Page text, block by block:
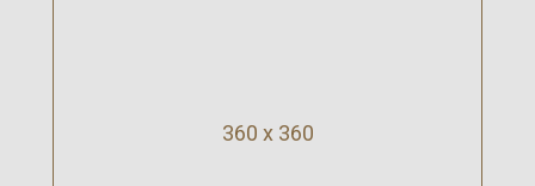
360 x 360